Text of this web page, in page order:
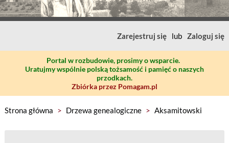
Zarejestruj się lub Zaloguj się
Portal w rozbudowie, prosimy o wsparcie.
Uratujmy wspólnie polską tożsamość i pamięć o naszych
przodkach.
Zbiórka przez Pomagam.pl
Strona główna > Drzewa genealogiczne > Aksamitowski